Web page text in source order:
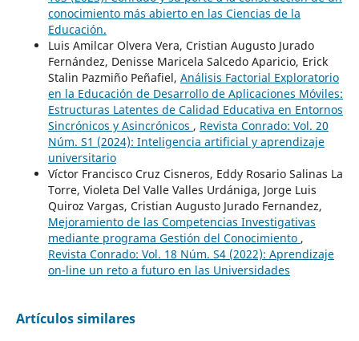
conocimiento más abierto en las Ciencias de la
Educación.
Luis Amilcar Olvera Vera, Cristian Augusto Jurado
Fernández, Denisse Maricela Salcedo Aparicio, Erick
Stalin Pazmiño Peñafiel, Análisis Factorial Exploratorio
en la Educación de Desarrollo de Aplicaciones Móviles:
Estructuras Latentes de Calidad Educativa en Entornos
Sincrónicos y Asincrónicos , Revista Conrado: Vol. 20
Núm. S1 (2024): Inteligencia artificial y aprendizaje
universitario
Víctor Francisco Cruz Cisneros, Eddy Rosario Salinas La
Torre, Violeta Del Valle Valles Urdániga, Jorge Luis
Quiroz Vargas, Cristian Augusto Jurado Fernandez,
Mejoramiento de las Competencias Investigativas
mediante programa Gestión del Conocimiento ,
Revista Conrado: Vol. 18 Núm. S4 (2022): Aprendizaje
on-line un reto a futuro en las Universidades
Artículos similares